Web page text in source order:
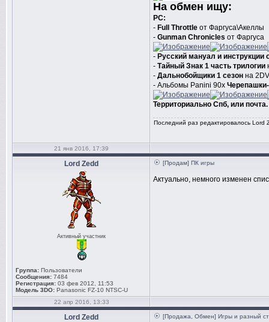
На обмен ищу:
PC:
- Full Throttle от Фаргуса\Акеллы
- Gunman Chronicles от Фаргуса
- Русский мануал и инструкции
- Тайный Знак 1 часть трилогии
- Дальнобойщики 1 сезон на
- Альбомы Panini 90х
Территориально Спб, или почта.
Последний раз редактировалось Lord
21 янв 2016, 17:39
Lord Zedd
Активный участник
Группа: Пользователи
Сообщения: 7484
Регистрация: 03 фев 2012, 11:53
Модель 3DO: Panasonic FZ-10 NTSC-U
[Продам] ПК игры
Актуально, немного изменен
22 апр 2016, 13:33
Lord Zedd [Продажа, Обмен] Игры и разный